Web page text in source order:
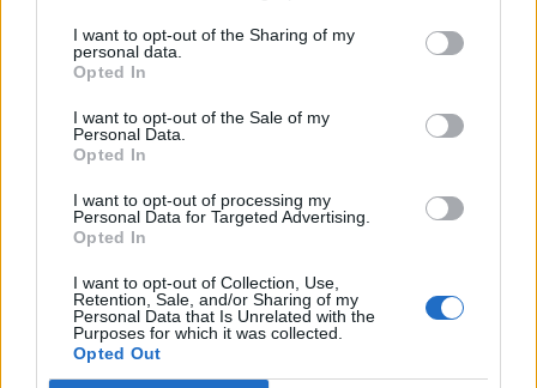
I want to opt-out of the Sharing of my
personal data.
Opted In
I want to opt-out of the Sale of my
Personal Data.
Opted In
I want to opt-out of processing my
Personal Data for Targeted Advertising.
Opted In
I want to opt-out of Collection, Use,
Retention, Sale, and/or Sharing of my
Personal Data that Is Unrelated with the
Purposes for which it was collected.
Opted Out
Deseu el meu nom, el correu electrònic i el lloc web en